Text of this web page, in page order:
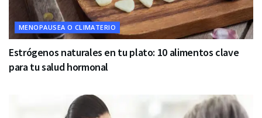
MENOPAUSEA O CLIMATERIO
Estrógenos naturales en tu plato: 10 alimentos clave
para tu salud hormonal